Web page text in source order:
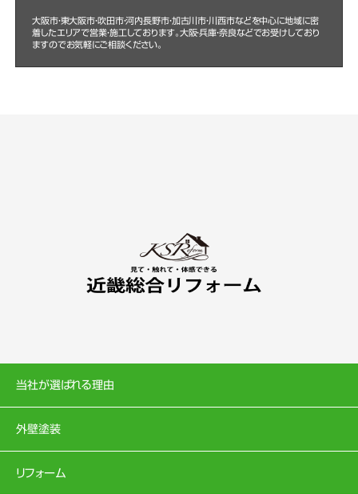
大阪市・東大阪市・吹田市・河内長野市・加古川市・川西市などを中心に地域に密
着したエリアで営業・施工しております。大阪・兵庫・奈良などでお受けしており
ますのでお気軽にご相談ください。
当社が選ばれる理由
外壁塗装
リフォーム